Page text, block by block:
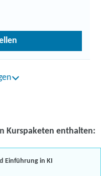
Kurspaketen enthalten:
Einführung in KI